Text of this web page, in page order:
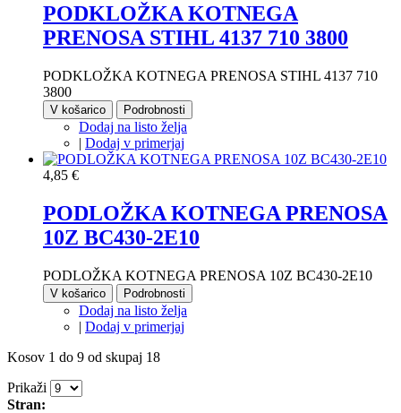
PODKLOŽKA KOTNEGA
PRENOSA STIHL 4137 710 3800
PODKLOŽKA KOTNEGA PRENOSA STIHL 4137 710
3800
V košarico Podrobnosti
Dodaj na listo želja
| Dodaj v primerjaj
4,85 €
PODLOŽKA KOTNEGA PRENOSA
10Z BC430-2E10
PODLOŽKA KOTNEGA PRENOSA 10Z BC430-2E10
V košarico Podrobnosti
Dodaj na listo želja
| Dodaj v primerjaj
Kosov 1 do 9 od skupaj 18
Prikaži
Stran: